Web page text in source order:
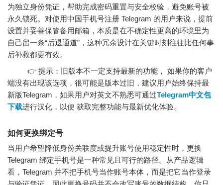
为独立身份凭证，帮助完成密码重置与安全校验，避免账号被
永久锁死。对使用中国手机号注册 Telegram 的用户来说，提前
设置并妥善保管备用邮箱，本质是在不确定性更高的环境里为
自己留一条“后退通道”，这种冗余设计在关键时刻往往比任何事
后补救都更有效。
👉 提示：旧版本不一定支持最新的功能， 如果你的客户
端没有出现该选项，很可能是版本过旧，建议用户始终保持最
新版Telegram，如果用户对英文不熟悉可通过Telegram中文包
下载进行汉化，以便 获取完整功能与最新优化体验。
如何更换绑定号
当用户希望降低身份关联度或提升账号使用稳定性时，更换
Telegram 绑定手机号是一种常见且可行的路径。从产品逻辑
看，Telegram 并不把手机号当作账号本体，而是把它当作登录